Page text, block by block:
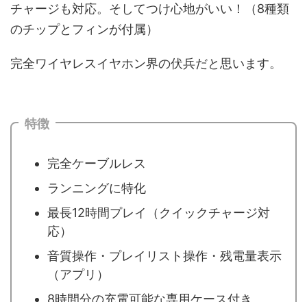
チャージも対応。そしてつけ心地がいい！（8種類
のチップとフィンが付属）
完全ワイヤレスイヤホン界の伏兵だと思います。
特徴
完全ケーブルレス
ランニングに特化
最長12時間プレイ（クイックチャージ対
応）
音質操作・プレイリスト操作・残電量表示
（アプリ）
8時間分の充電可能な専用ケース付き